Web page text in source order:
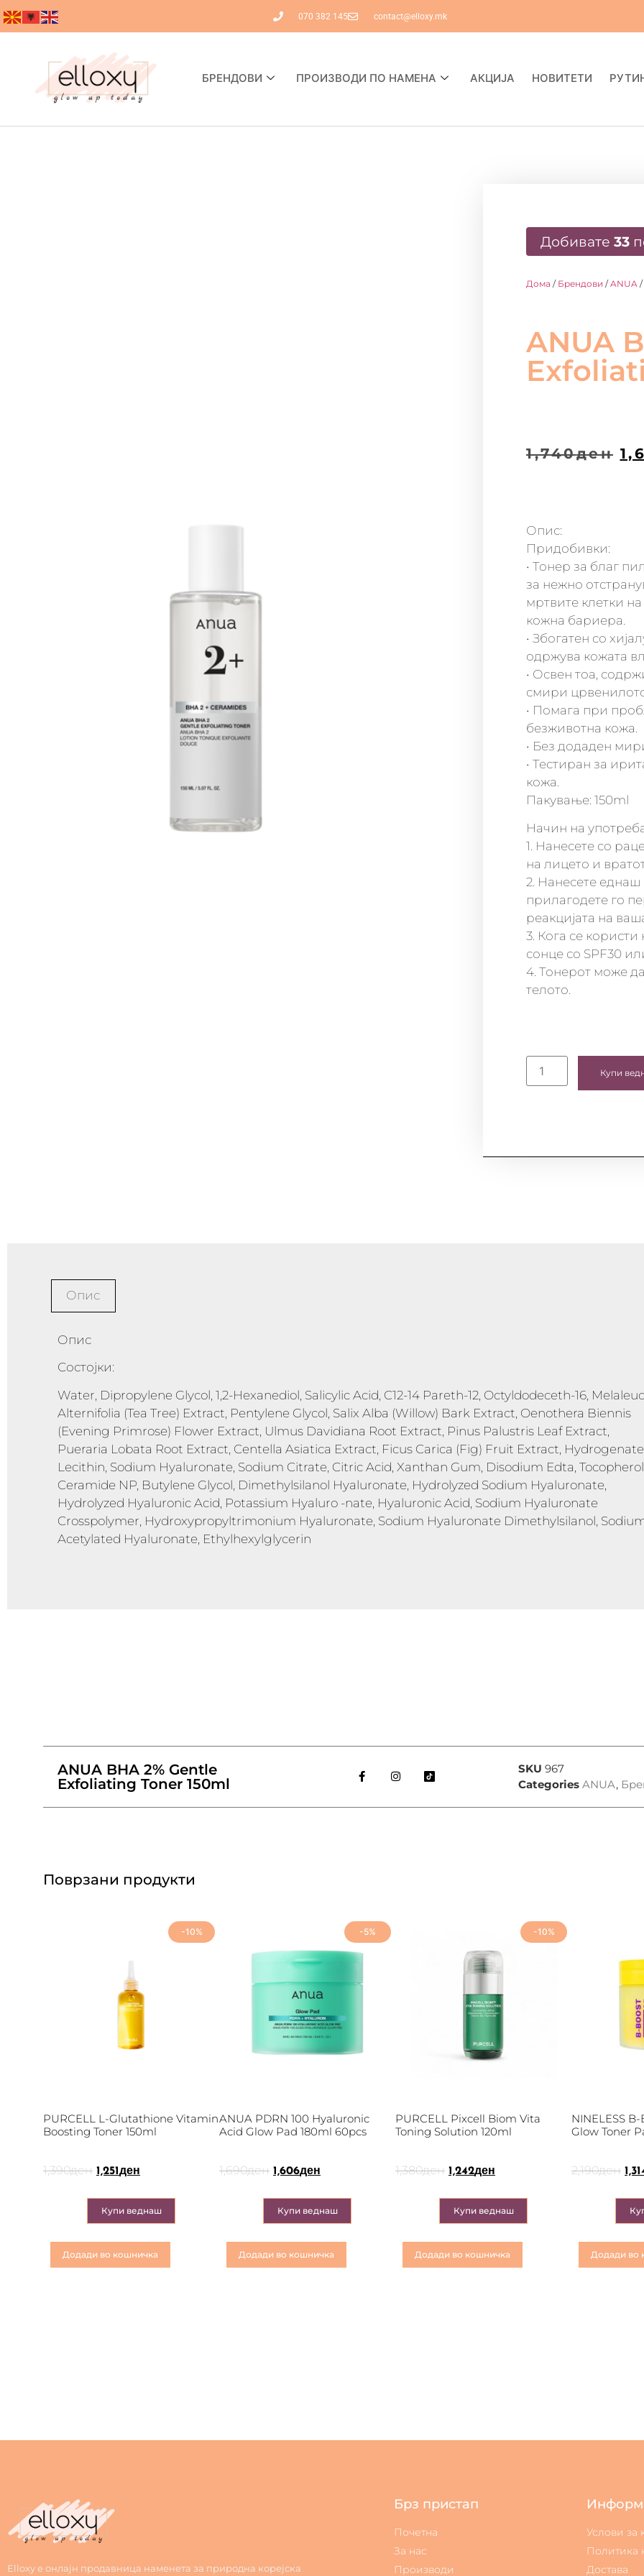
070 382 145 contact@elloxy.mk
БРЕНДОВИ ПРОИЗВОДИ ПО НАМЕНА АКЦИЈА НОВИТЕТИ
Добивате 33
Дома / Брендови /ANUA /
ANUA
1,740ден
Опис:
Придобивки:
• Тонер за благ
за нежно
мртвите клетки
кожна бариера.
• Збогатен со
одржува кожата
• Освен тоа,
смири
• Помага при
безживотна кожа.
• Без додаден
• Тестиран за
кожа.
Пакување: 150ml
Начин на
1. Нанесете со
на лицето и
2. Нанесете
прилагодете го
реакцијата на
3. Кога се користи
сонце со SPF30
4. Тонерот може
телото.
Купи
Опис
Опис
Состојки:
Water, Dipropylene Glycol, 1,2-Hexanediol, Salicylic Acid, C12-14 Pareth-12, Octyldodeceth-16,
Alternifolia (Tea Tree) Extract, Pentylene Glycol, Salix Alba (Willow) Bark Extract, Oenothera Biennis
(Evening Primrose) Flower Extract, Ulmus Davidiana Root Extract, Pinus Palustris Leaf Extract,
Pueraria Lobata Root Extract, Centella Asiatica Extract, Ficus Carica (Fig) Fruit Extract,
Lecithin, Sodium Hyaluronate, Sodium Citrate, Citric Acid, Xanthan Gum, Disodium Edta,
Ceramide NP, Butylene Glycol, Dimethylsilanol Hyaluronate, Hydrolyzed Sodium Hyaluronate,
Hydrolyzed Hyaluronic Acid, Potassium Hyaluro -nate, Hyaluronic Acid, Sodium Hyaluronate
Crosspolymer, Hydroxypropyltrimonium Hyaluronate, Sodium Hyaluronate Dimethylsilanol,
Acetylated Hyaluronate, Ethylhexylglycerin
ANUA BHA 2% Gentle
Exfoliating Toner 150ml
SKU 967
Categories ANUA,
Поврзани продукти
-10%
PURCELL L-Glutathione Vitamin
Boosting Toner 150ml
1,390ден 1,251 ден
Купи веднаш
Додади во кошничка
-5%
ANUA PDRN 100 Hyaluronic
Acid Glow Pad 180ml 60pcs
1,690ден 1,606ден
Купи веднаш
Додади во кошничка
-10%
PURCELL Pixcell Biom Vita
Toning Solution 120ml
1,380ден 1,242ден
Купи веднаш
Додади во кошничка
NINELESS
Glow Toner
2,190ден
Додади во
Elloxy е онлајн продавница наменета за природна корејска
Брз пристап
Почетна
За нас
Производи
Услови за
Политика
Достава